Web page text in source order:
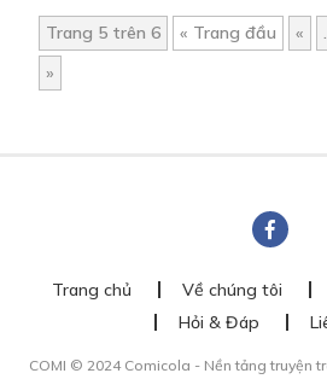
Trang 5 trên 6 « Trang đầu «
»
Trang chủ Về chúng tôi
Hỏi & Đáp
COMI © 2024 Comicola - Nền tảng truyện